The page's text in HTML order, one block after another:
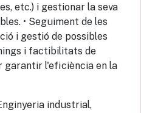
etc.) i gestionar la seva
• Seguiment de les
i gestió de possibles
i factibilitats de
garantir l'eficiència en la
industrial,